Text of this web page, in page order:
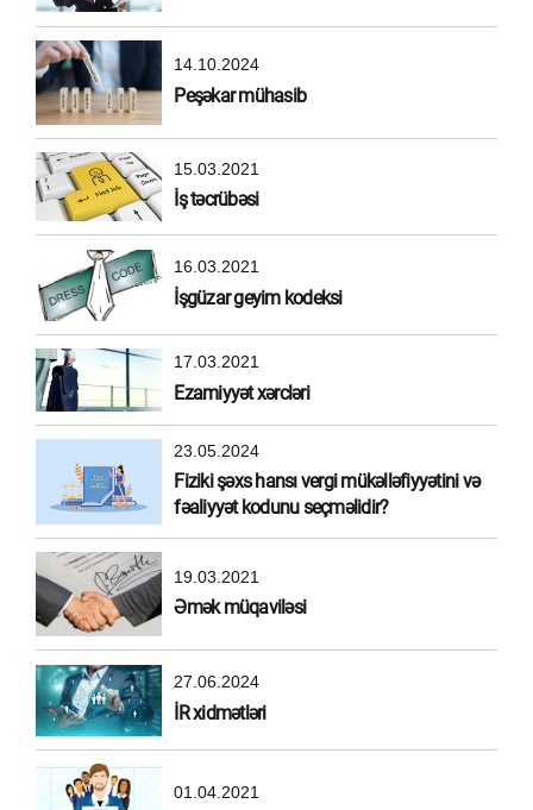
14.10.2024
Peşəkar mühasib
15.03.2021
İş təcrübəsi
16.03.2021
İşgüzar geyim kodeksi
17.03.2021
Ezamiyyət xərcləri
23.05.2024
Fiziki şəxs hansı vergi mükəlləfiyyətini və
fəaliyyət kodunu seçməlidir?
19.03.2021
Əmək müqaviləsi
27.06.2024
İR xidmətləri
01.04.2021